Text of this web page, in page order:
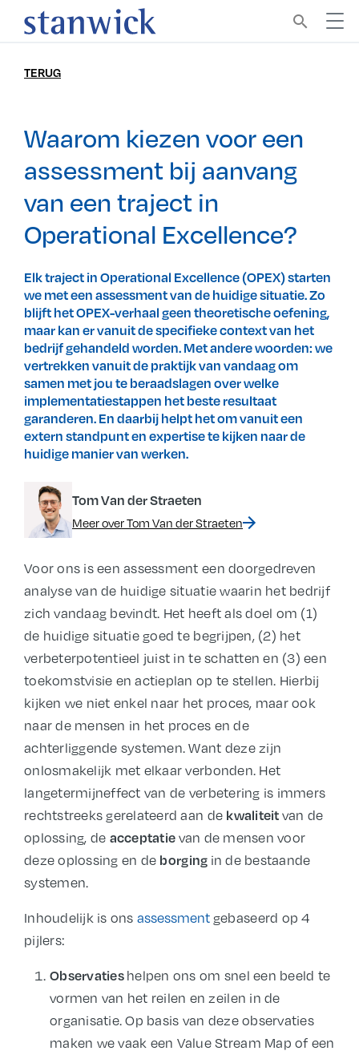
search
TERUG
Waarom kiezen voor een
assessment bij aanvang
van een traject in
Operational Excellence?
Elk traject in Operational Excellence (OPEX) starten
we met een assessment van de huidige situatie. Zo
blijft het OPEX-verhaal geen theoretische oefening,
maar kan er vanuit de specifieke context van het
bedrijf gehandeld worden. Met andere woorden: we
vertrekken vanuit de praktijk van vandaag om
samen met jou te beraadslagen over welke
implementatiestappen het beste resultaat
garanderen. En daarbij helpt het om vanuit een
extern standpunt en expertise te kijken naar de
huidige manier van werken.
Tom Van der Straeten
Meer over Tom Van der Straeten
Voor ons is een assessment een doorgedreven
analyse van de huidige situatie waarin het bedrijf
zich vandaag bevindt. Het heeft als doel om (1)
de huidige situatie goed te begrijpen, (2) het
verbeterpotentieel juist in te schatten en (3) een
toekomstvisie en actieplan op te stellen. Hierbij
kijken we niet enkel naar het proces, maar ook
naar de mensen in het proces en de
achterliggende systemen. Want deze zijn
onlosmakelijk met elkaar verbonden. Het
langetermijneffect van de verbetering is immers
rechtstreeks gerelateerd aan de kwaliteitvan de
oplossing, de acceptatievan de mensen voor
deze oplossing en de borging in de bestaande
systemen.
Inhoudelijk is ons assessmentgebaseerd op 4
pijlers:
Observatieshelpen ons om snel een beeld te
vormen van het reilen en zeilen in de
organisatie. Op basis van deze observaties
maken we vaak een Value Stream Map of een